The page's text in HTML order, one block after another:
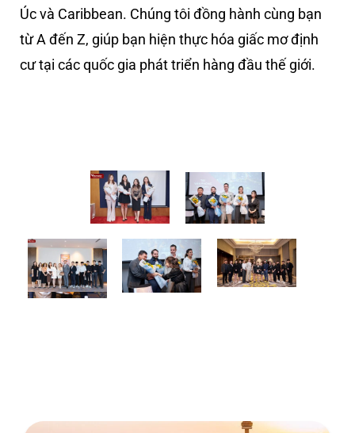
Úc và Caribbean. Chúng tôi đồng hành cùng bạn
từ A đến Z, giúp bạn hiện thực hóa giấc mơ định
cư tại các quốc gia phát triển hàng đầu thế giới.